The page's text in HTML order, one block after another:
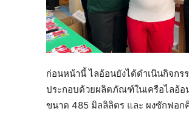
ก่อนหน้านี้ ไลอ้อนยังได้ดำเนินกิจก
ประกอบด้วยผลิตภัณฑ์ในเครือไลอ้อ
ขนาด 485 มิลลิลิตร และ ผงซักฟอก